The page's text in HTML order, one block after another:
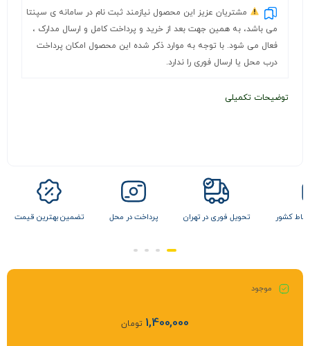
مشتریان عزیز این محصول نیازمند ثبت نام در سامانه ی سپنتا
می باشد، به همین جهت بعد از خرید و پرداخت کامل و ارسال مدارک ،
فعال می شود. با توجه به موارد ذکر شده این محصول امکان پرداخت
درب محل یا ارسال فوری را ندارد.
توضیحات تکمیلی
کشور تحویل فوری در تهران پرداخت در محل تضمین بهترین قیمت
موجود
1,400,000 تومان